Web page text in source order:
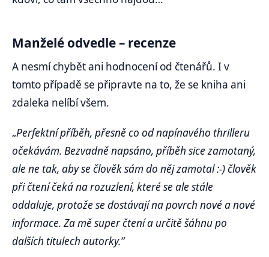
Manželé odvedle – recenze
A nesmí chybět ani hodnocení od čtenářů. I v
tomto případě se připravte na to, že se kniha ani
zdaleka nelíbí všem.
„Perfektní příběh, přesně co od napínavého thrilleru
očekávám. Bezvadně napsáno, příběh sice zamotaný,
ale ne tak, aby se člověk sám do něj zamotal :-) člověk
při čtení čeká na rozuzlení, které se ale stále
oddaluje, protože se dostávají na povrch nové a nové
informace. Za mě super čtení a určitě šáhnu po
dalších titulech autorky.“